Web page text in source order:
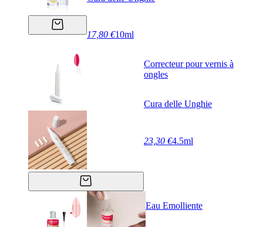
17,80 €10ml
Correcteur pour vernis à
ongles
Cura delle Unghie
23,30 €4.5ml
Eau Emolliente